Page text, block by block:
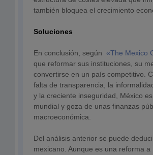
también bloquea el crecimiento
Soluciones
En conclusión, según «The Mexico
que reformar sus instituciones, su
convertirse en un país competitivo.
falta de transparencia, la
y la creciente inseguridad, México
mundial y goza de unas finanzas
macroeconómica.
Del análisis anterior se puede
mexicano. Aunque es una reforma